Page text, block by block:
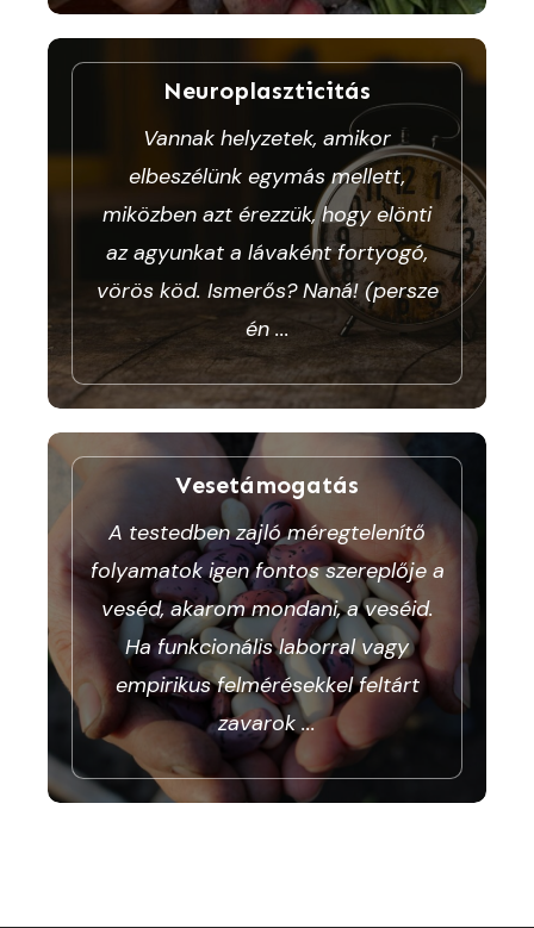
Neuroplaszticitás
Vannak helyzetek, amikor
elbeszélünk egymás mellett,
miközben azt érezzük, hogy elönti
az agyunkat a lávaként fortyogó,
vörös köd. Ismerős? Naná! (persze
én ...
Vesetámogatás
A testedben zajló méregtelenítő
folyamatok igen fontos szereplője a
veséd, akarom mondani, a veséid.
Ha funkcionális laborral vagy
empirikus felmérésekkel feltárt
zavarok...